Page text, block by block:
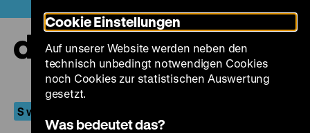
zum
Seiteninhalt
springen
S wie Sonderprogramm
Cookie Einstellungen
Auf unserer Website werden neben den
technisch unbedingt notwendigen Cookies
noch Cookies zur statistischen Auswertung
gesetzt.
Was bedeutet das?